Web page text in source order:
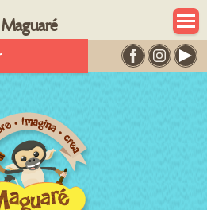
Maguaré